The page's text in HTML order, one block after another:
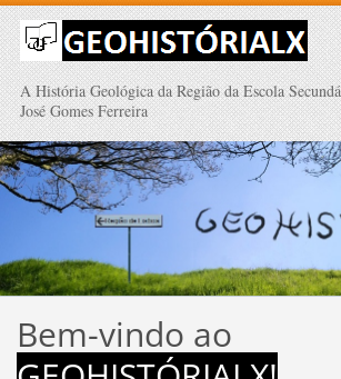
A História Geológica da Região da Escola
José Gomes Ferreira
Bem-vindo ao